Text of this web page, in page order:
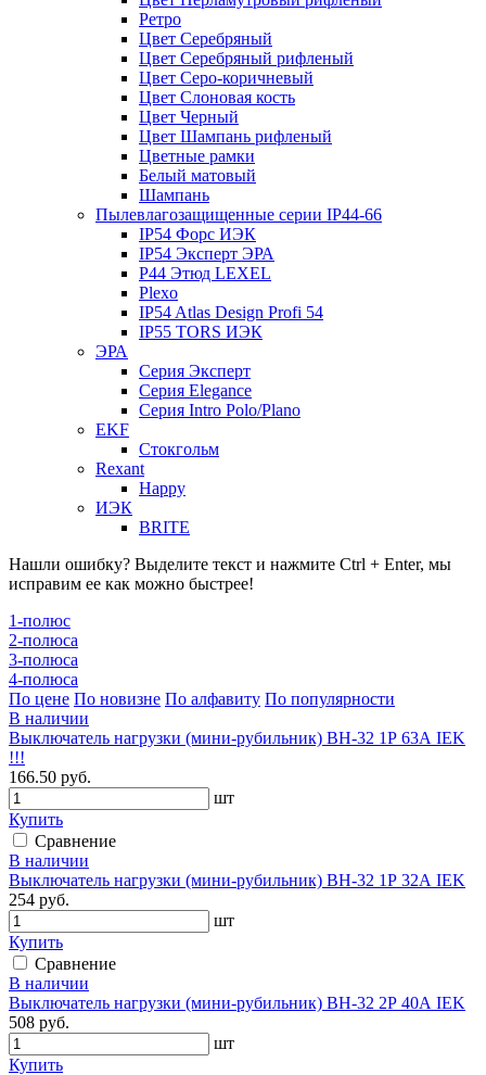
Ретро
Цвет Серебряный
Цвет Серебряный рифленый
Цвет Серо-коричневый
Цвет Слоновая кость
Цвет Черный
Цвет Шампань рифленый
Цветные рамки
Белый матовый
Шампань
Пылевлагозащищенные серии IP44-66
IP54 Форс ИЭК
IP54 Эксперт ЭРА
P44 Этюд LEXEL
Plexo
IP54 Atlas Design Profi 54
IP55 TORS ИЭК
ЭРА
Серия Эксперт
Серия Elegance
Серия Intro Polo/Plano
EKF
Стокгольм
Rexant
Happy
ИЭК
BRITE
Нашли ошибку? Выделите текст и нажмите Ctrl + Enter, мы
исправим ее как можно быстрее!
1-полюс
2-полюса
3-полюса
4-полюса
По цене По новизне По алфавиту По популярности
В наличии
Выключатель нагрузки (мини-рубильник) ВН-32 1Р 63А IEK
!!!
166.50 руб.
шт
Купить
Сравнение
В наличии
Выключатель нагрузки (мини-рубильник) ВН-32 1Р 32А IEK
254 руб.
шт
Купить
Сравнение
В наличии
Выключатель нагрузки (мини-рубильник) ВН-32 2Р 40А IEK
508 руб.
шт
Купить